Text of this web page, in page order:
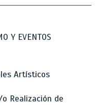
Y EVENTOS
Artísticos
Realización de